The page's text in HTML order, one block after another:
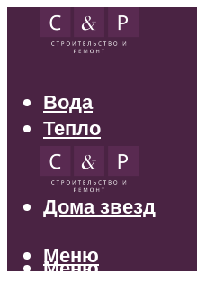
Вода
Тепло
Электрика
Свет
Дома звезд
Меню
Меню